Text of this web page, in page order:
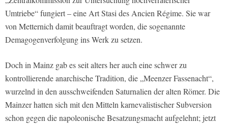
Umtriebe“ fungiert – eine Art Stasi des Ancien Régime. Sie war
von Metternich damit beauftragt worden, die sogenannte
Demagogenverfolgung ins Werk zu setzen.
Doch in Mainz gab es seit alters her auch eine schwer zu
kontrollierende anarchische Tradition, die „Meenzer Fassenacht“,
wurzelnd in den ausschweifenden Saturnalien der alten Römer. Die
Mainzer hatten sich mit den Mitteln karnevalistischer Subversion
schon gegen die napoleonische Besatzungsmacht aufgelehnt; jetzt